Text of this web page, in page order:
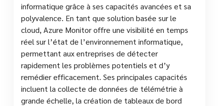
informatique grâce à ses capacités avancées et sa
polyvalence. En tant que solution basée sur le
cloud, Azure Monitor offre une visibilité en temps
réel sur l’état de l’environnement informatique,
permettant aux entreprises de détecter
rapidement les problèmes potentiels et d’y
remédier efficacement. Ses principales capacités
incluent la collecte de données de télémétrie à
grande échelle, la création de tableaux de bord